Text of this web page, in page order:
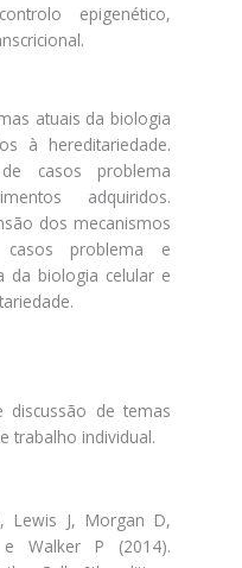
epigenético,
atuais da biologia
à hereditariedade.
casos problema
adquiridos.
dos mecanismos
casos problema e
da biologia celular e
discussão de temas
trabalho individual.
Lewis J, Morgan D,
Walker P (2014).